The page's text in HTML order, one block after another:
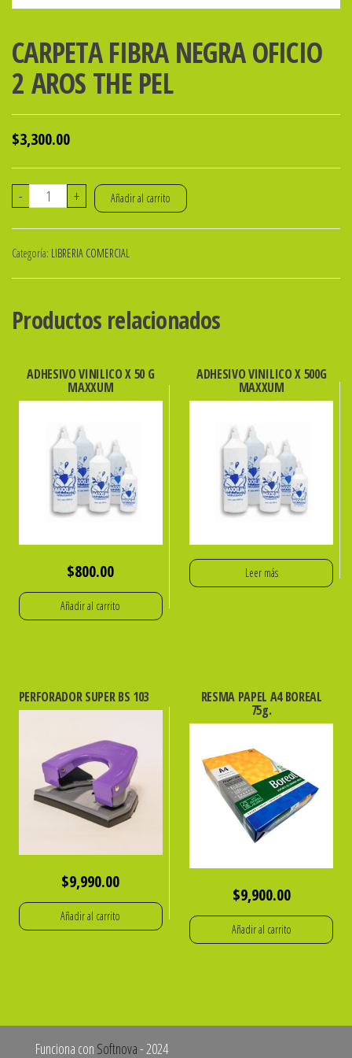
CARPETA FIBRA NEGRA OFICIO
2 AROS THE PEL
$3,300.00
-
CARPETA
OFICIO
2
THE
cantidad
+ Añadir al carrito
Categoría: LIBRERIA COMERCIAL
Productos relacionados
ADHESIVO VINILICO X 50 G
MAXXUM
$800.00
Añadir al carrito
ADHESIVO VINILICO X 500G
MAXXUM
Leer más
PERFORADOR SUPER BS 103
$9,990.00
Añadir al carrito
RESMA PAPEL A4 BOREAL
75g.
$9,900.00
Añadir al carrito
Funciona con Softnova- 2024